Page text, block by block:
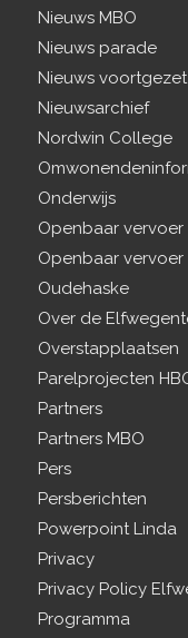
Nieuws MBO
Nieuws parade
Nieuws
Nieuwsarchief
Nordwin College
Onderwijs
Openbaar vervoer
Openbaar vervoer
Oudehaske
Over de
Overstapplaatsen
Parelprojecten
Partners
Partners MBO
Pers
Persberichten
Powerpoint Linda
Privacy
Privacy Policy
Programma